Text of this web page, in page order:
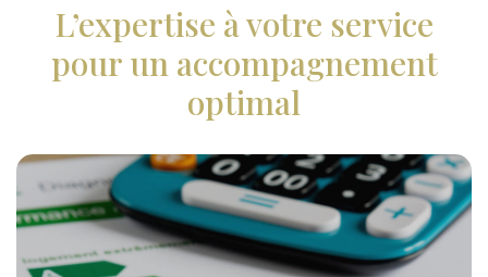
L’expertise à votre service
pour un accompagnement
optimal